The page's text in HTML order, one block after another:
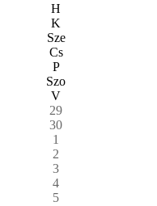
H
K
Sze
Cs
P
Szo
V
29
30
1
2
3
4
5